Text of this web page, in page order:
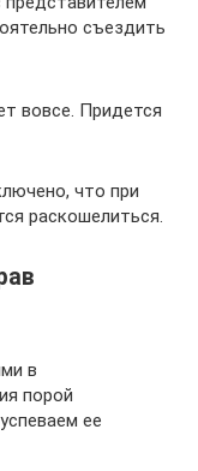
съездить
вовсе. Придется
что при
раскошелиться.
в
порой
ее